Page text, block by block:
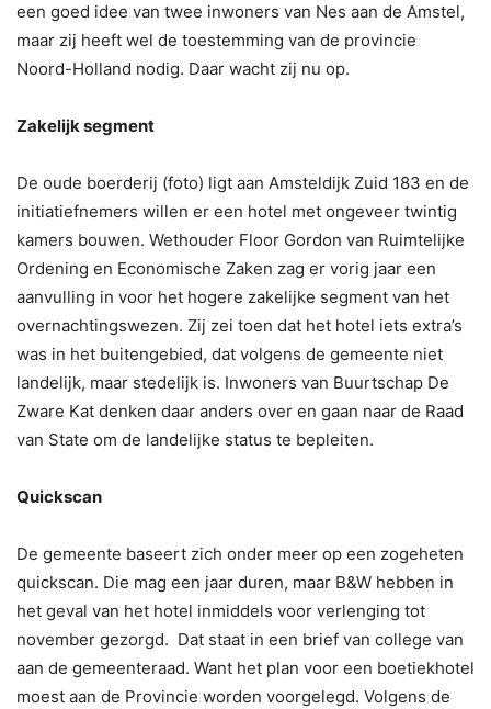
een goed idee van twee inwoners van Nes aan de Amstel,
maar zij heeft wel de toestemming van de provincie
Noord-Holland nodig. Daar wacht zij nu op.
Zakelijk segment
De oude boerderij (foto) ligt aan Amsteldijk Zuid 183 en de
initiatiefnemers willen er een hotel met ongeveer twintig
kamers bouwen. Wethouder Floor Gordon van Ruimtelijke
Ordening en Economische Zaken zag er vorig jaar een
aanvulling in voor het hogere zakelijke segment van het
overnachtingswezen. Zij zei toen dat het hotel iets extra’s
was in het buitengebied, dat volgens de gemeente niet
landelijk, maar stedelijk is. Inwoners van Buurtschap De
Zware Kat denken daar anders over en gaan naar de Raad
van State om de landelijke status te bepleiten.
Quickscan
De gemeente baseert zich onder meer op een zogeheten
quickscan. Die mag een jaar duren, maar B&W hebben in
het geval van het hotel inmiddels voor verlenging tot
november gezorgd. Dat staat in een brief van college van
aan de gemeenteraad. Want het plan voor een boetiekhotel
moest aan de Provincie worden voorgelegd. Volgens de